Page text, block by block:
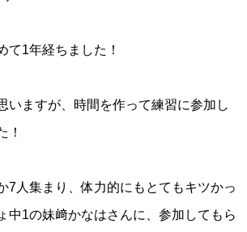
て1年経ちました！
いますが、時間を作って練習に参加し
！
7人集まり、体力的にもとてもキツかっ
中1の妹﨑かなはさんに、参加してもら